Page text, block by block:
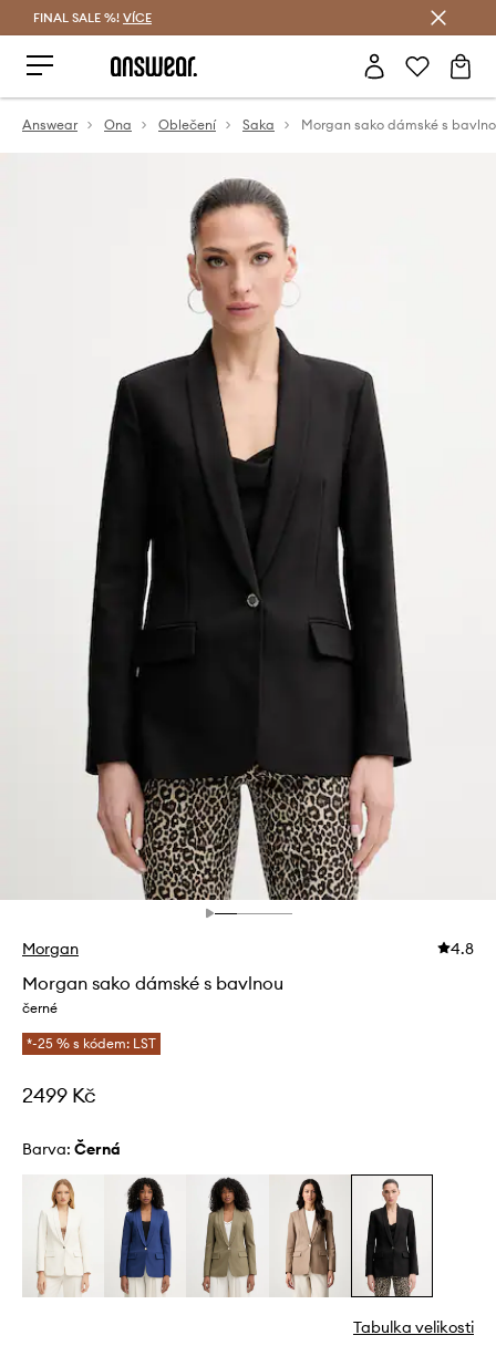
FINAL SALE %! VÍCE
Answear Ona Oblečení Saka Morgan sako dámské s
Morgan 4.8
Morgan sako dámské s bavlnou
černé
*-25 % s kódem: LST
2499 Kč
Barva: černá
Tabulka velikosti